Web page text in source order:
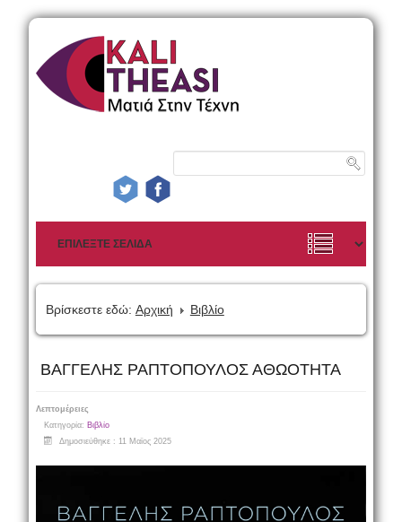
Βρίσκεστε εδώ: Αρχική Βιβλίο
ΒΑΓΓΕΛΗΣ ΡΑΠΤΟΠΟΥΛΟΣ ΑΘΩΟΤΗΤΑ
Λεπτομέρειες
Κατηγορία: Βιβλίο
Δημοσιεύθηκε : 11 Μαϊος 2025